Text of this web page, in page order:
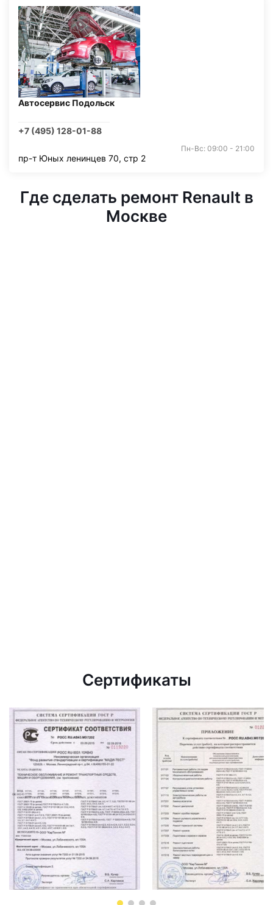
Автосервис Подольск
+7 (495) 128-01-88
Пн-Вс: 09:00 - 21:00
пр-т Юных ленинцев 70, стр 2
Где сделать ремонт Renault в
Москве
Сертификаты